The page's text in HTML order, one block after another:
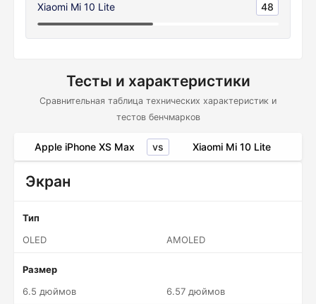
Xiaomi Mi 10 Lite 48
Тесты и характеристики
Сравнительная таблица технических характеристик и
тестов бенчмарков
Apple iPhone XS Max vs Xiaomi Mi 10 Lite
Экран
Тип
OLED
AMOLED
Размер
6.5 дюймов
6.57 дюймов